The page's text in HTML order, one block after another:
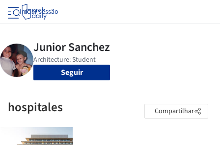
Iniciar sessão
Seguir
hospitales Compartilhar